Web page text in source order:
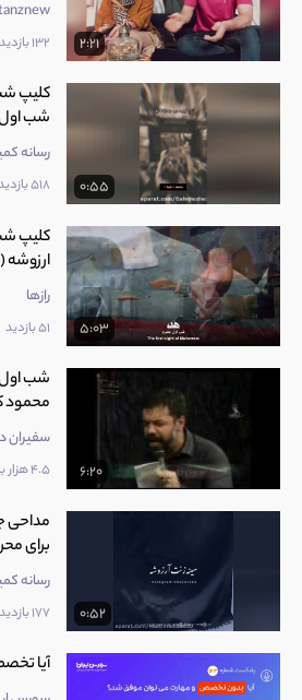
2:21 132 بازدید
0:55
شب
رسانه
518 بازدید
5:03
کلیپ
ارزوشه
رازها
51 بازدید
6:20
شب اول
محمود
سفیران
4.5 هزار بازدید
0:52
برای
رسانه
177 بازدید
آیا